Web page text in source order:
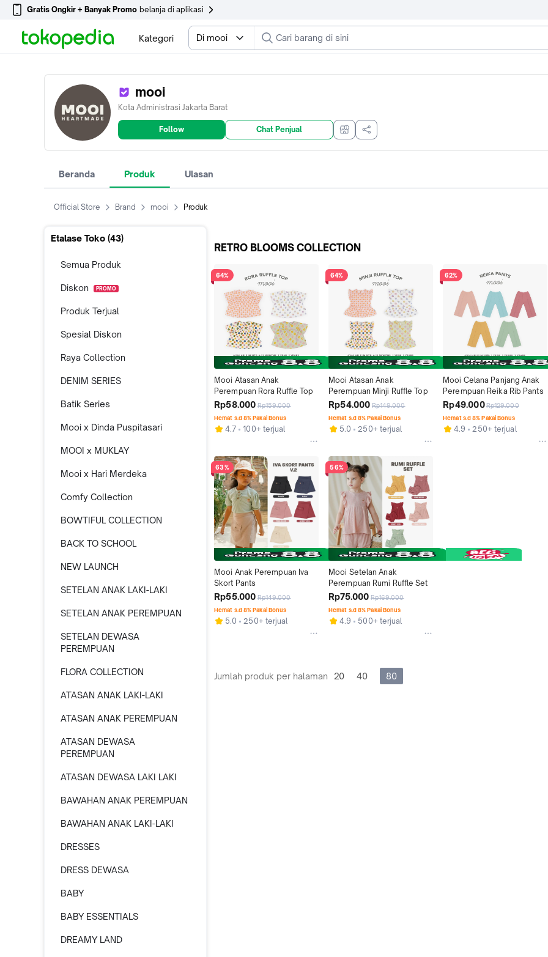
Gratis Ongkir + Banyak Promo belanja di aplikasi
Kategori Di mooi
mooi
Kota Administrasi Jakarta Barat
Follow Chat Penjual
Beranda Produk Ulasan
Official Store Brand mooi Produk
Etalase Toko (43)
Semua Produk
Diskon PROMO
Produk Terjual
Spesial Diskon
Raya Collection
DENIM SERIES
Batik Series
Mooi x Dinda Puspitasari
MOOI x MUKLAY
Mooi x Hari Merdeka
Comfy Collection
BOWTIFUL COLLECTION
BACK TO SCHOOL
NEW LAUNCH
SETELAN ANAK LAKI-LAKI
SETELAN ANAK PEREMPUAN
SETELAN DEWASA
PEREMPUAN
FLORA COLLECTION
ATASAN ANAK LAKI-LAKI
ATASAN ANAK PEREMPUAN
ATASAN DEWASA
PEREMPUAN
ATASAN DEWASA LAKI LAKI
BAWAHAN ANAK PEREMPUAN
BAWAHAN ANAK LAKI-LAKI
DRESSES
DRESS DEWASA
BABY
BABY ESSENTIALS
DREAMY LAND
RETRO BLOOMS COLLECTION
64%
Mooi Atasan Anak
Perempuan Rora Ruffle Top
Rp58.000 Rp159.000
Hemat s.d 8% Pakai Bonus
4.7 100+ terjual
64%
Mooi Atasan Anak
Perempuan Minji Ruffle Top
Rp54.000 Rp149.000
Hemat s.d 8% Pakai Bonus
5.0 250+ terjual
62%
Mooi Celana Panjang Anak
Perempuan Reika Rib Pants
Rp49.000Rp129.000
Hemat s.d 8% Pakai Bonus
4.9 250+ terjual
63%
Mooi Anak Perempuan Iva
Skort Pants
Rp55.000 Rp149.000
Hemat s.d 8% Pakai Bonus
5.0 250+ terjual
56%
Mooi Setelan Anak
Perempuan Rumi Ruffle Set
Rp75.000 Rp169.000
Hemat s.d 8% Pakai Bonus
4.9 500+ terjual
Jumlah produk per halaman 20 40 80